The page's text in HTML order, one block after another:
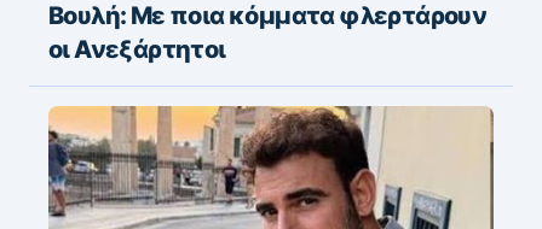
Βουλή: Με ποια κόμματα φλερτάρουν
οι Ανεξάρτητοι